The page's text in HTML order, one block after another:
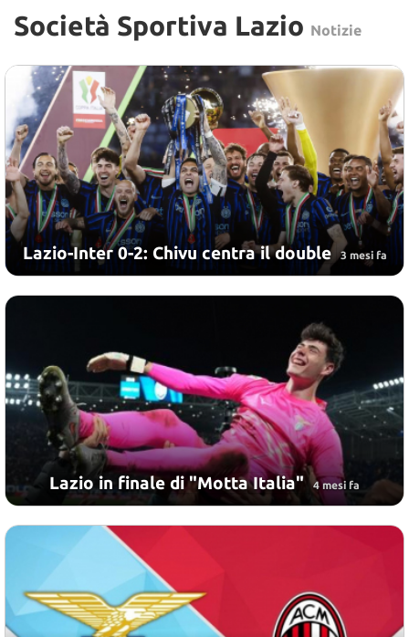
Società Sportiva Lazio Notizie
Lazio-Inter 0-2: Chivu centra il double 3 mesi fa
Lazio in finale di "Motta Italia" 4 mesi fa